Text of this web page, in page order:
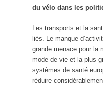
du vélo dans les
Les transports et la
liés. Le manque
grande menace pour la
mode de vie et la plus
systèmes de santé
réduire